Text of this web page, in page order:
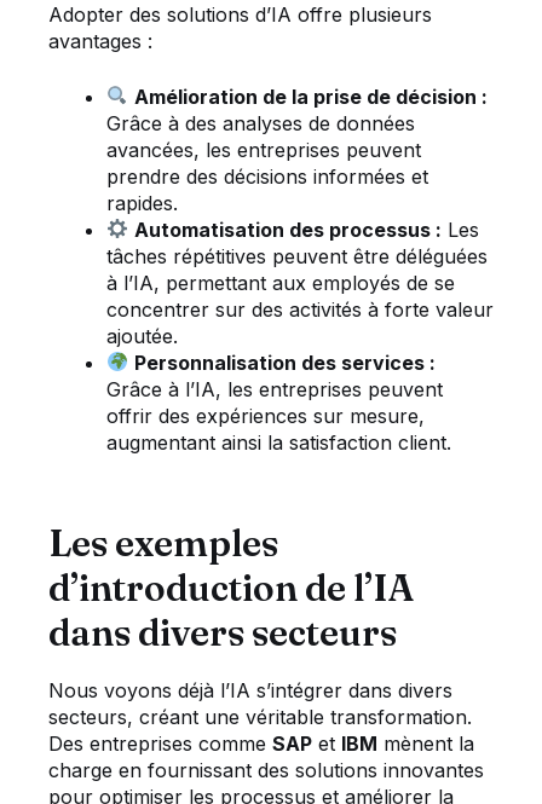
Adopter des solutions d’IA offre plusieurs
avantages :
Amélioration de la prise de décision :
Grâce à des analyses de données
avancées, les entreprises peuvent
prendre des décisions informées et
rapides.
Automatisation des processus : Les
tâches répétitives peuvent être déléguées
à l’IA, permettant aux employés de se
concentrer sur des activités à forte valeur
ajoutée.
Personnalisation des services :
Grâce à l’IA, les entreprises peuvent
offrir des expériences sur mesure,
augmentant ainsi la satisfaction client.
Les exemples
d’introduction de l’IA
dans divers secteurs
Nous voyons déjà l’IA s’intégrer dans divers
secteurs, créant une véritable transformation.
Des entreprises comme SAP et IBM mènent la
charge en fournissant des solutions innovantes
pour optimiser les processus et améliorer la